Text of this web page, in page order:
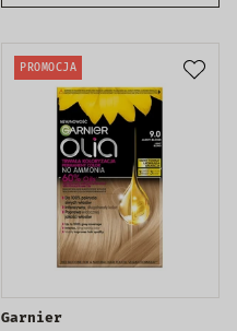
PROMOCJA
Garnier